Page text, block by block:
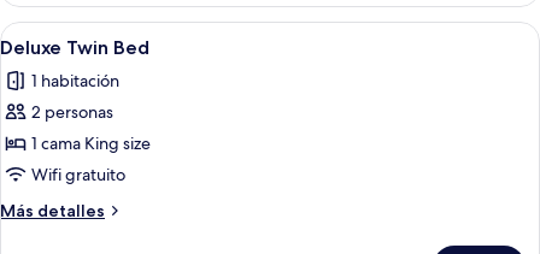
Bed
Abrir
todas
las
fotos
de
Deluxe
Twin
Bed
Habitación de hotel con dos camas,
4
Deluxe Twin Bed
1 habitación
2 personas
1 cama King size
Wifi gratuito
Más detalles
Más